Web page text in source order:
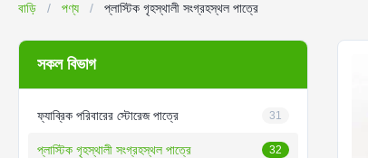
বাড়ি / পণ্য / প্লাস্টিক গৃহস্থালী সংগ্রহস্থল পাত্রে
সকল বিভাগ
ফ্যাব্রিক পরিবারের স্টোরেজ পাত্রে 31
প্লাস্টিক গৃহস্থালী সংগ্রহস্থল পাত্রে 32